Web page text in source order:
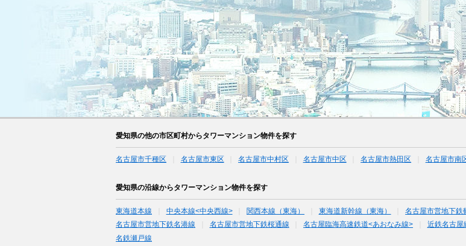
愛知県の他の市区町村からタワーマンション物件を探す
名古屋市千種区 名古屋市東区 名古屋市中村区 名古屋市中区 名古屋市熱田区 名古屋市南
愛知県の沿線からタワーマンション物件を探す
東海道本線 中央本線<中央西線> 関西本線（東海） 東海道新幹線（東海） 名古屋市営地下鉄
名古屋市営地下鉄名港線
名古屋市営地下鉄桜通線 名古屋臨海高速鉄道<あおなみ線> 近鉄名古屋
名鉄瀬戸線